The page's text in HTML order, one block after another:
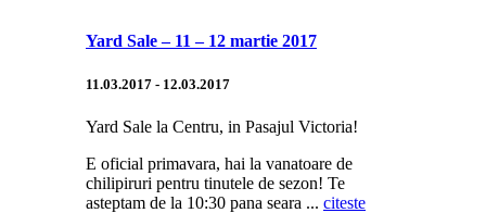
Yard Sale – 11 – 12 martie 2017
11.03.2017 - 12.03.2017
Yard Sale la Centru, in Pasajul Victoria!
E oficial primavara, hai la vanatoare de
chilipiruri pentru tinutele de sezon! Te
asteptam de la 10:30 pana seara ... citeste